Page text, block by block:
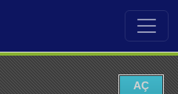
AÇ